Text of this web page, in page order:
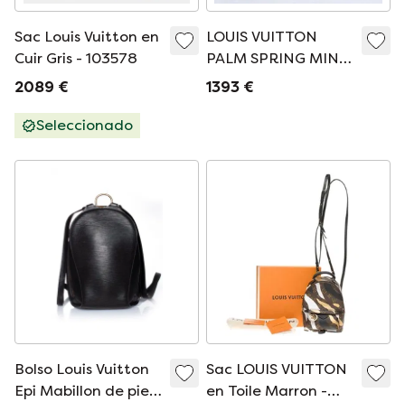
Sac Louis Vuitton en
Cuir Gris - 103578
2089 €
Seleccionado
LOUIS VUITTON
PALM SPRING MINI -
MOCHILA DE LONA
1393 €
Bolso Louis Vuitton
Epi Mabillon de piel
Sac LOUIS VUITTON
en Toile Marron -